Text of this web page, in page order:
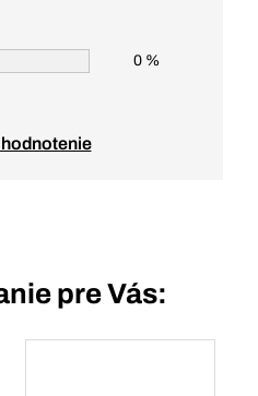
0 %
pre Vás: